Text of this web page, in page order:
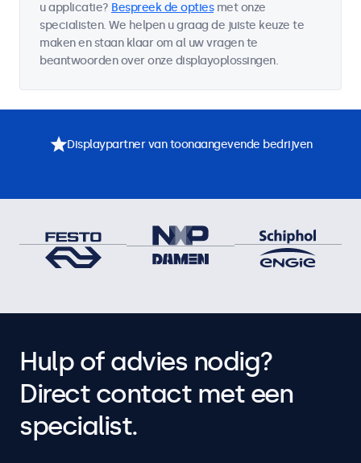
u applicatie? Bespreek de optiesmet onze
specialisten. We helpen u graag de juiste keuze te
maken en staan klaar om al uw vragen te
beantwoorden over onze displayoplossingen.
Displaypartner van toonaangevende bedrijven
Hulp of advies nodig?
Direct contact met een
specialist.